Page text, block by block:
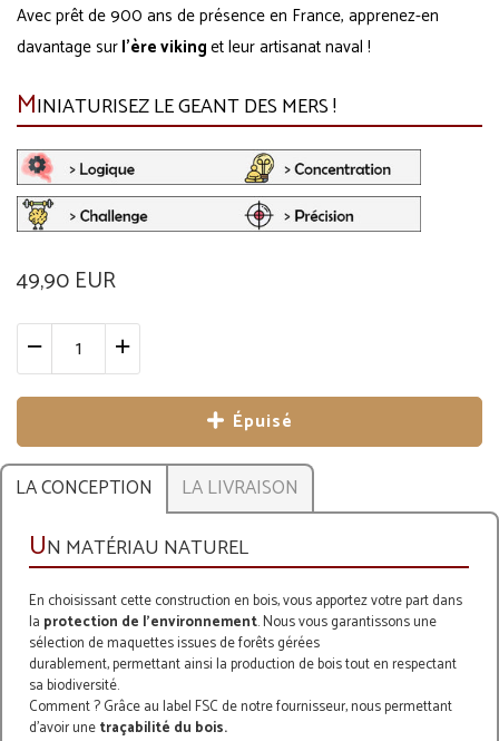
Avec prêt de 900 ans de présence en France, apprenez-en
davantage surl'ère vikinget leur artisanat naval !
MINIATURISEZ LE GEANT DES MERS !
49,90 EUR
Épuisé
LA CONCEPTION LA LIVRAISON
UN MATÉRIAU NATUREL
En choisissant cette construction en bois, vous apportez votre part dans
la protection de l’environnement. Nous vous garantissons une
sélection de maquettes issues de forêts gérées
durablement, permettant ainsi la production de bois tout en respectant
sa biodiversité.
Comment ? Grâce au label FSC de notre fournisseur, nous permettant
d’avoir unetraçabilité du bois.